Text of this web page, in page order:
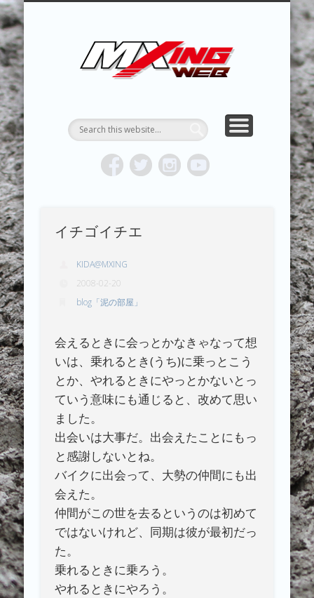
トク
HOME
TOPICS
ABOUT MX
RESULTS
REPORT
MXING & MXING＋PLUS
HYPER MXING
CONTACT
イチゴイチエ
KIDA@MXING
2008-02-20
blog「泥の部屋」
会えるときに会っとかなきゃなって想
いは、乗れるとき(うち)に乗っとこう
とか、やれるときにやっとかないとっ
ていう意味にも通じると、改めて思い
ました。
出会いは大事だ。出会えたことにもっ
と感謝しないとね。
バイクに出会って、大勢の仲間にも出
会えた。
仲間がこの世を去るというのは初めて
ではないけれど、同期は彼が最初だっ
た。
乗れるときに乗ろう。
やれるときにやろう。